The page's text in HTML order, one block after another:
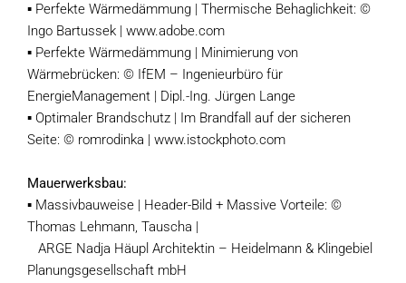
▪ Perfekte Wärmedämmung | Thermische Behaglichkeit: ©
Ingo Bartussek | www.adobe.com
▪ Perfekte Wärmedämmung | Minimierung von
Wärmebrücken: © IfEM – Ingenieurbüro für
EnergieManagement | Dipl.-Ing. Jürgen Lange
▪ Optimaler Brandschutz | Im Brandfall auf der sicheren
Seite: © romrodinka | www.istockphoto.com
Mauerwerksbau:
▪ Massivbauweise | Header-Bild + Massive Vorteile: ©
Thomas Lehmann, Tauscha |
ARGE Nadja Häupl Architektin – Heidelmann & Klingebiel
Planungsgesellschaft mbH